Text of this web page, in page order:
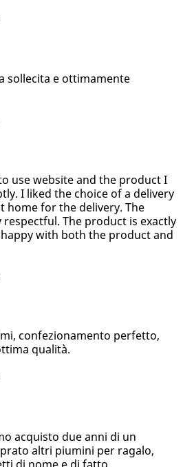
sollecita e ottimamente
use website and the product I
I liked the choice of a delivery
home for the delivery. The
The product is exactly
with both the product and
confezionamento perfetto,
qualità.
acquisto due anni di un
altri piumini per ragalo,